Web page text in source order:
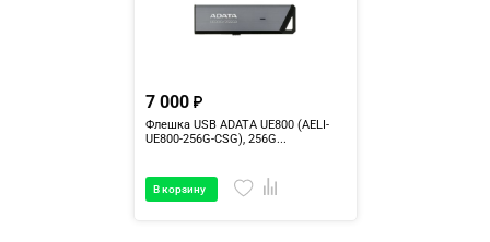
7 000
Флешка USB ADATA UE800 (AELI-
UE800-256G-CSG), 256G...
В корзину